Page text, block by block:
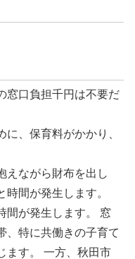
窓⼝負担千円は不要だ
、保育料がかかり、
えながら財布を出し
間が発⽣します。
間が発⽣します。 窓
、特に共働きの⼦育て
ます。 ⼀⽅、秋⽥市